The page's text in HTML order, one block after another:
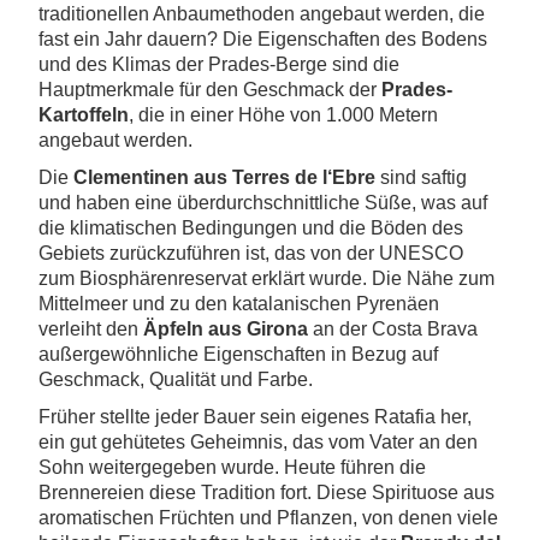
traditionellen Anbaumethoden angebaut werden, die
fast ein Jahr dauern? Die Eigenschaften des Bodens
und des Klimas der Prades-Berge sind die
Hauptmerkmale für den Geschmack der Prades-
Kartoffeln, die in einer Höhe von 1.000 Metern
angebaut werden.
Die Clementinen aus Terres de l‘Ebre sind saftig
und haben eine überdurchschnittliche Süße, was auf
die klimatischen Bedingungen und die Böden des
Gebiets zurückzuführen ist, das von der UNESCO
zum Biosphärenreservat erklärt wurde. Die Nähe zum
Mittelmeer und zu den katalanischen Pyrenäen
verleiht den Äpfeln aus Girona an der Costa Brava
außergewöhnliche Eigenschaften in Bezug auf
Geschmack, Qualität und Farbe.
Früher stellte jeder Bauer sein eigenes Ratafia her,
ein gut gehütetes Geheimnis, das vom Vater an den
Sohn weitergegeben wurde. Heute führen die
Brennereien diese Tradition fort. Diese Spirituose aus
aromatischen Früchten und Pflanzen, von denen viele